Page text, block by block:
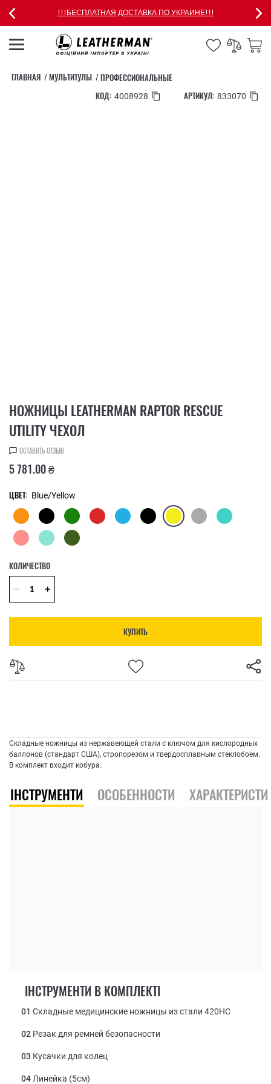
!!!БЕСПЛАТНАЯ ДОСТАВКА ПО УКРАИНЕ!!!
ГЛАВНАЯ МУЛЬТИТУЛЫ
ПРОФЕССИОНАЛЬНЫЕ
КОД: 4008928 АРТИКУЛ: 833070
НОЖНИЦЫ LEATHERMAN RAPTOR RESCUE
UTILITY ЧЕХОЛ
ОСТАВИТЬ ОТЗЫВ
5 781.00 ₴
ЦВЕТ: Blue/Yellow
КОЛИЧЕСТВО
КУПИТЬ
Складные ножницы из нержавеющей стали с ключом для кислородных
баллонов (стандарт США), стропорезом и твердосплавным стеклобоем.
В комплект входит кобура.
ІНСТРУМЕНТИ ОСОБЕННОСТИ
ІНСТРУМЕНТИ В КОМПЛЕКТІ
01 Складные медицинские ножницы из стали 420НС
02 Резак для ремней безопасности
03 Кусачки для колец
04 Линейка (5см)